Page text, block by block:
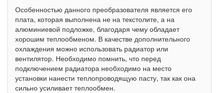
Особенностью данного преобразователя является его
плата, которая выполнена не на текстолите, а на
алюминиевой подложке, благодаря чему обладает
хорошим теплообменом. В качестве дополнительного
охлаждения можно использовать радиатор или
вентилятор. Необходимо помнить, что перед
подключением радиатора необходимо на место
установки нанести теплопроводящую пасту, так как она
сильно усиливает теплообмен.